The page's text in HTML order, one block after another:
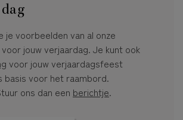
je voorbeelden van al onze
jouw verjaardag. Je kunt ook
voor jouw verjaardagsfeest
basis voor het raambord.
ons dan een berichtje.